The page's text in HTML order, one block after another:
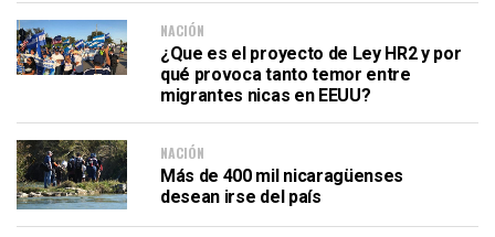
NACIÓN
¿Que es el proyecto de Ley HR2 y por
qué provoca tanto temor entre
migrantes nicas en EEUU?
NACIÓN
Más de 400 mil nicaragüenses
desean irse del país